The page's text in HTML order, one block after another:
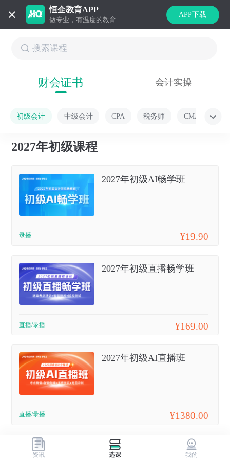
恒企教育APP
做专业，有温度的教育
APP下载
财会证书 会计实操
初级会计 中级会计 CPA 税务师 CMA
2027年初级课程
2027年初级AI畅学班
录播 ¥19.90
2027年初级直播畅学班
直播/录播 ¥169.00
2027年初级AI直播班
直播/录播 ¥1380.00
资讯 选课 我的